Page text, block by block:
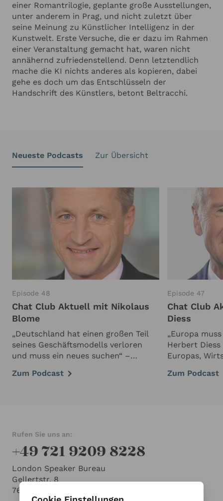
einer Romantrilogie, geplante große Ausstellungen,
unter anderem in Prag, und nicht zuletzt über
seine Meinung zu Künstlicher Intelligenz in der
Kunstwelt. Erste Versuche, die er dazu im Rahmen
einer Veranstaltung gemacht hat, waren nicht
annähernd zufriedenstellend. Denn letztendlich
mache die KI nichts anderes als kopieren, dabei
gehe es doch um das Entschlüsseln der
Handschrift des Künstlers, betont Beltracchi.
Neueste Podcasts Zur Übersicht
Episode 48
Chat Club Aktuell mit Nikolaus
Blome
„Deutschland hat einen großen Teil
seines Geschäftsmodells verloren
und muss ein neues suchen“ –
Perspektiven In der aktuellen Folge
Zum Podcast
Episode 47
Chat Club
Diess
„Europa
Herbert
Europas,
Herbert Diess
Zum Podcast
Rufen Sie uns an:
+49 721 9209 8228
London Speaker Bureau
Gellertstr. 8
76185 Karlsruhe